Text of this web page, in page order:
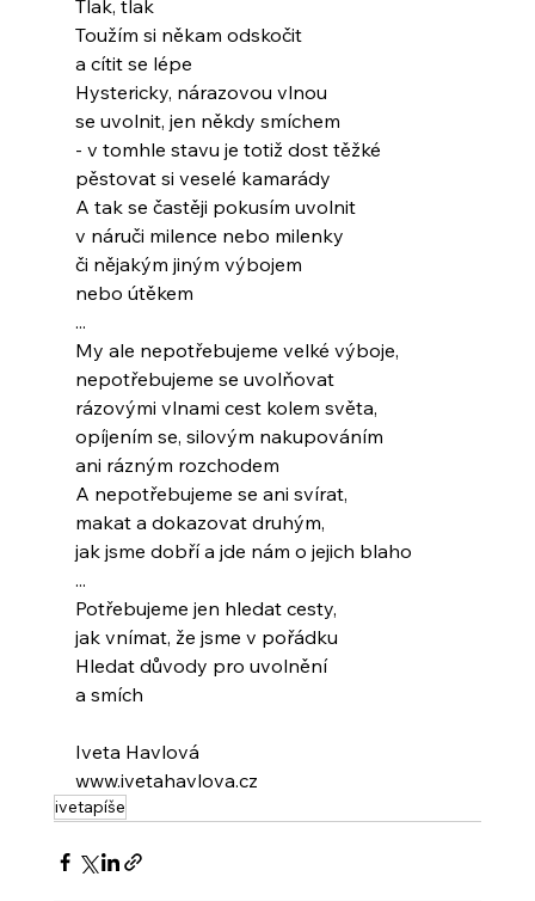
Tlak, tlak
Toužím si někam odskočit
a cítit se lépe
Hystericky, nárazovou vlnou
se uvolnit, jen někdy smíchem
- v tomhle stavu je totiž dost těžké
pěstovat si veselé kamarády
A tak se častěji pokusím uvolnit
v náruči milence nebo milenky
či nějakým jiným výbojem
nebo útěkem
...
My ale nepotřebujeme velké výboje,
nepotřebujeme se uvolňovat
rázovými vlnami cest kolem světa,
opíjením se, silovým nakupováním
ani rázným rozchodem
A nepotřebujeme se ani svírat,
makat a dokazovat druhým,
jak jsme dobří a jde nám o jejich blaho
...
Potřebujeme jen hledat cesty,
jak vnímat, že jsme v pořádku
Hledat důvody pro uvolnění
a smích
Iveta Havlová
www.ivetahavlova.cz
ivetapíše